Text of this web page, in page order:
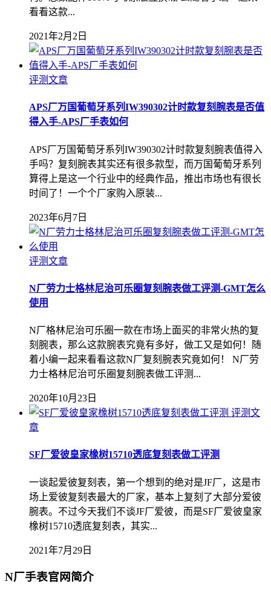
看看这款...
2021年2月2日
评测文章
APS厂万国葡萄牙系列IW390302计时款复刻腕表是否值
得入手-APS厂手表如何
APS厂万国葡萄牙系列IW390302计时款复刻腕表值得入
手吗？复刻腕表其实还有很多款型，而万国葡萄牙系列
算得上是这一个行业中的经典作品，推出市场也有很长
时间了！一个个厂家购入原装...
2023年6月7日
评测文章
N厂劳力士格林尼治可乐圈复刻腕表做工评测-GMT怎么
使用
N厂格林尼治可乐圈一款在市场上面买的非常火热的复
刻腕表，那么这款腕表究竟有多好，做工又是如何！随
着小编一起来看看这款N厂复刻腕表究竟如何！ N厂劳
力士格林尼治可乐圈复刻腕表做工评测...
2020年10月23日
评测文
章
SF厂爱彼皇家橡树15710透底复刻表做工评测
一谈起爱彼复刻表，第一个想到的绝对是JF厂，这是市
场上爱彼复刻表最大的厂家，基本上复刻了大部分爱彼
腕表。不过今天我们不谈JF厂爱彼，而是SF厂爱彼皇家
橡树15710透底复刻表，其实...
2021年7月29日
N厂手表官网简介